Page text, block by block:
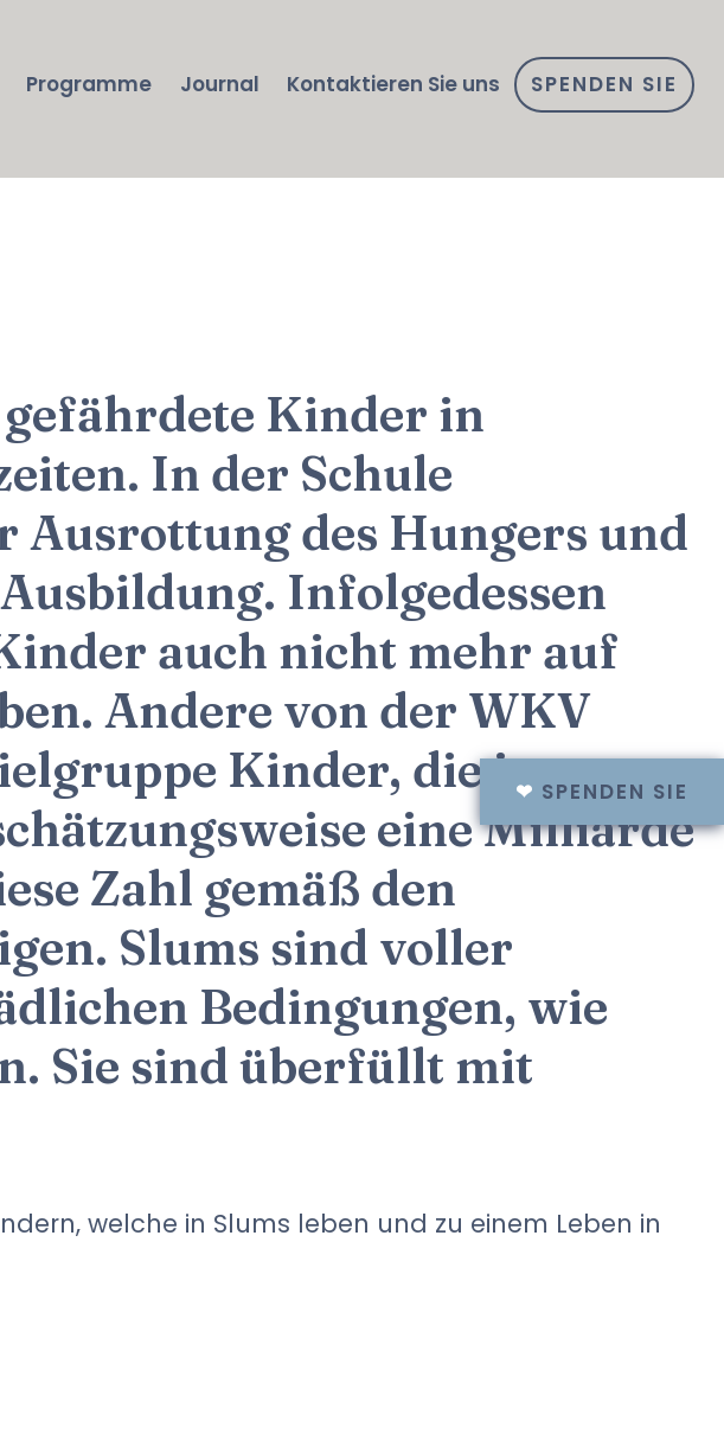
Programme Journal Kontaktieren Sie uns SPENDEN SIE
Kinder in
In der Schule
des Hungers und
Infolgedessen
auch nicht mehr auf
Andere von der WKV
Kinder, die in
eine Milliarde
Zahl gemäß den
Slums sind voller
Bedingungen, wie
Sie sind überfüllt mit
welche in Slums leben und zu einem Leben in
❤ SPENDEN SIE